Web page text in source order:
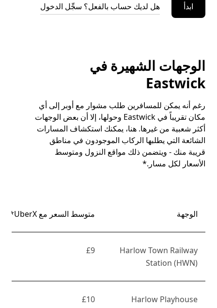
ابدأ هل لديك حساب بالفعل؟ سجِّل الدخول
الوجهات الشهيرة في
Eastwick
رغم أنه يمكن للمسافرين طلب مشوار مع أوبر إلى أي
مكان تقريباً في Eastwick وحولها، إلا أن بعض الوجهات
أكثر شعبية من غيرها. هنا، يمكنك استكشاف المسارات
الشائعة التي يطلبها الركاب الموجودون في مناطق
قريبة منك - ويتضمن ذلك مواقع النزول ومتوسط
الأسعار لكل مسار.*
الوجهة متوسط السعر مع UberX*
Harlow Town Railway
Station (HWN)
£9
Harlow Playhouse
£10